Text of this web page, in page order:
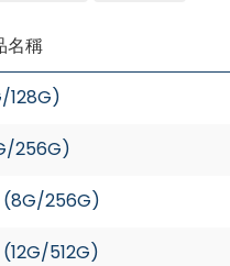
名稱
128G)
256G)
(8G/256G)
512G)